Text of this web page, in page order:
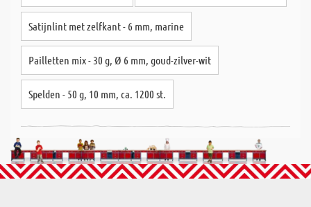
Satijnlint met zelfkant - 6 mm, marine
Pailletten mix - 30 g, Ø 6 mm, goud-zilver-wit
Spelden - 50 g, 10 mm, ca. 1200 st.